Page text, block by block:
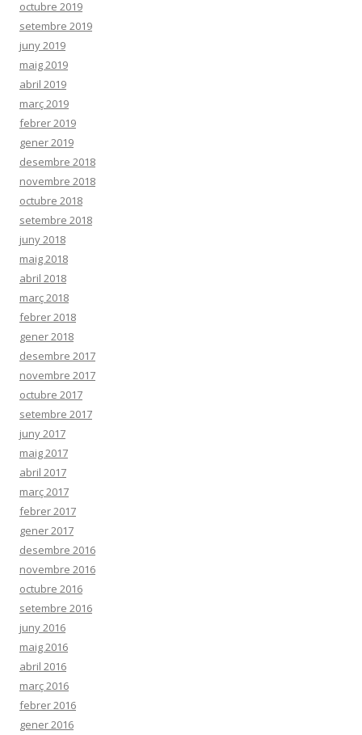
octubre 2019
setembre 2019
juny 2019
maig 2019
abril 2019
març 2019
febrer 2019
gener 2019
desembre 2018
novembre 2018
octubre 2018
setembre 2018
juny 2018
maig 2018
abril 2018
març 2018
febrer 2018
gener 2018
desembre 2017
novembre 2017
octubre 2017
setembre 2017
juny 2017
maig 2017
abril 2017
març 2017
febrer 2017
gener 2017
desembre 2016
novembre 2016
octubre 2016
setembre 2016
juny 2016
maig 2016
abril 2016
març 2016
febrer 2016
gener 2016